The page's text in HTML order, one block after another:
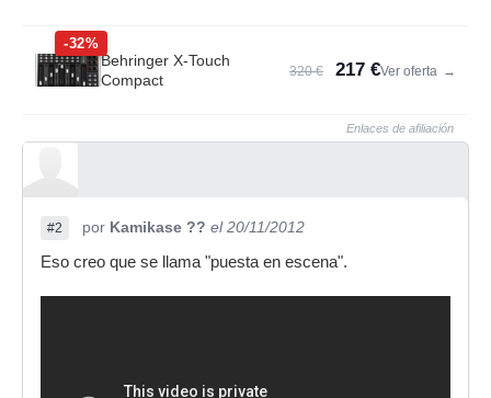
-32%
Behringer X-Touch
Compact
320 € 217 €Ver oferta →
Enlaces de afiliación
#2 por Kamikase ?? el 20/11/2012
Eso creo que se llama "puesta en escena".